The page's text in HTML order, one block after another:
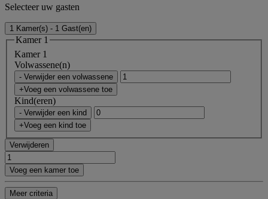
Selecteer uw gasten
1 Kamer(s) - 1 Gast(en)
Kamer 1
Kamer 1
Volwassene(n)
- Verwijder een volwassene
+Voeg een volwassene toe
Kind(eren)
- Verwijder een kind
+Voeg een kind toe
Verwijderen
Voeg een kamer toe
Meer criteria